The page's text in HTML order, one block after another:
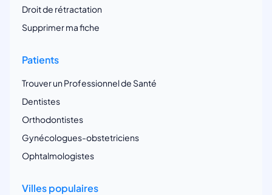
Droit de rétractation
Supprimer ma fiche
Patients
Trouver un Professionnel de Santé
Dentistes
Orthodontistes
Gynécologues-obstetriciens
Ophtalmologistes
Villes populaires